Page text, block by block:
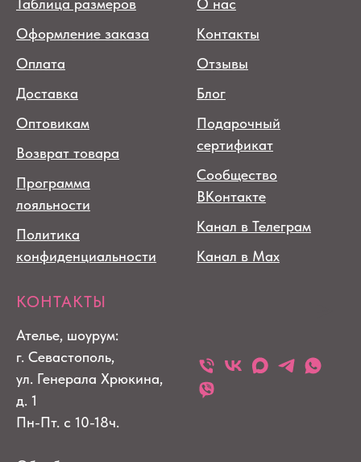
Таблица размеров
Оформление заказа
Оплата
Доставка
Оптовикам
Возврат товара
Программа
лояльности
Политика
конфиденциальности
О нас
Контакты
Отзывы
Блог
Подарочный
сертификат
Сообщество
ВКонтакте
Канал в Телеграм
Канал в Max
КОНТАКТЫ
Ателье, шоурум:
г. Севастополь,
ул. Генерала Хрюкина,
д. 1
Пн-Пт. с 10-18ч.